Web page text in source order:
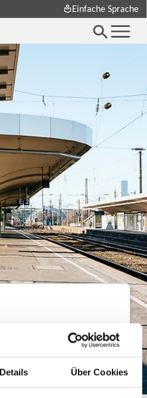
Details Über Cookies
Einfache Sprache
- Düsseldorf - Neuss -